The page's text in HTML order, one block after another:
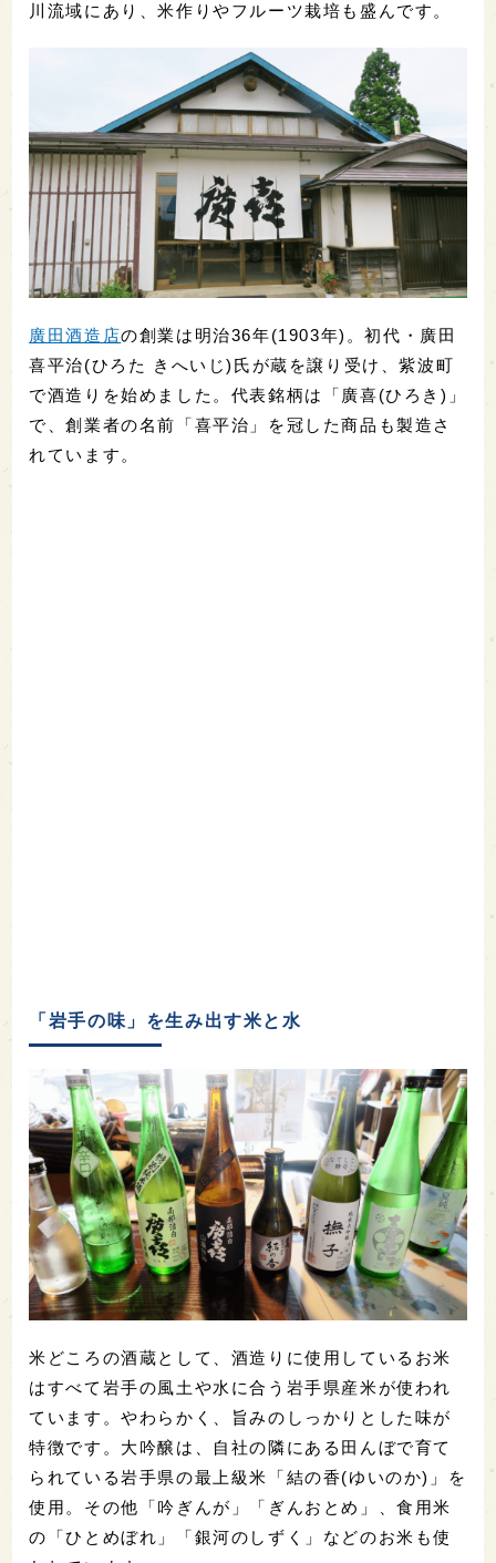
川流域にあり、米作りやフルーツ栽培も盛んです。
廣田酒造店の創業は明治36年(1903年)。初代・廣田
喜平治(ひろた きへいじ)氏が蔵を譲り受け、紫波町
で酒造りを始めました。代表銘柄は「廣喜(ひろき)」
で、創業者の名前「喜平治」を冠した商品も製造さ
れています。
「岩手の味」を生み出す米と水
米どころの酒蔵として、酒造りに使用しているお米
はすべて岩手の風土や水に合う岩手県産米が使われ
ています。やわらかく、旨みのしっかりとした味が
特徴です。大吟醸は、自社の隣にある田んぼで育て
られている岩手県の最上級米「結の香(ゆいのか)」を
使用。その他「吟ぎんが」「ぎんおとめ」、食用米
の「ひとめぼれ」「銀河のしずく」などのお米も使